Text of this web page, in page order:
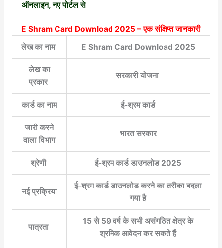
ऑनलाइन, नए पोर्टल से
E Shram Card Download 2025 – एक संक्षिप्त जानकारी
लेख का नाम
E Shram Card Download 2025
लेख का
प्रकार
सरकारी योजना
कार्ड का नाम ई-श्रम कार्ड
जारी करने
वाला विभाग
भारत सरकार
श्रेणी ई-श्रम कार्ड डाउनलोड 2025
नई प्रक्रिया
ई-श्रम कार्ड डाउनलोड करने का तरीका बदला
गया है
पात्रता
15 से 59 वर्ष के सभी असंगठित क्षेत्र के
श्रमिक आवेदन कर सकते हैं